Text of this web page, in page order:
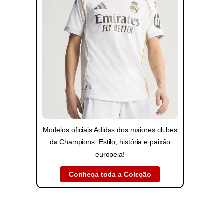
Modelos oficiais Adidas dos maiores clubes
da Champions. Estilo, história e paixão
europeia!
Conheça toda a Coleção